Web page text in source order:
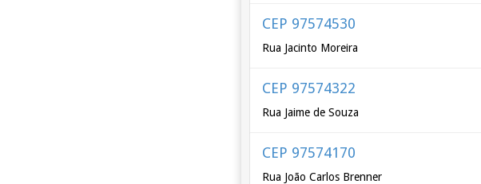
CEP 97574530
Rua Jacinto Moreira
CEP 97574322
Rua Jaime de Souza
CEP 97574170
Rua João Carlos Brenner